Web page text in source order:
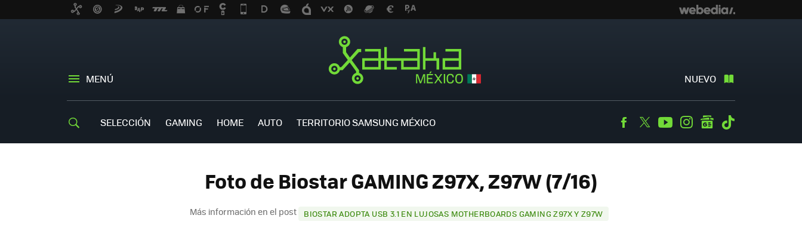
MENÚ NUEVO
SELECCIÓN GAMING HOME AUTO TERRITORIO SAMSUNG MÉXICO Facebook
TwitterYoutubeInstagramgooglenews
Foto de Biostar GAMING Z97X, Z97W (7/16)
Más información en el post BIOSTAR ADOPTA USB 3.1 EN LUJOSAS MOTHERBOARDS GAMING Z97X Y Z97W